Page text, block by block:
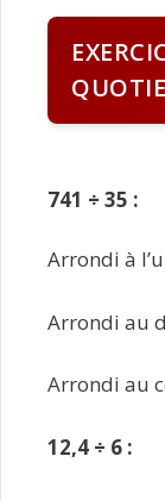
741 ÷ 35 :
Arrondi à
Arrondi au
Arrondi au
12,4 ÷ 6 :